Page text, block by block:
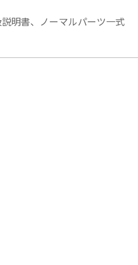
明書、ノーマルパーツ一式